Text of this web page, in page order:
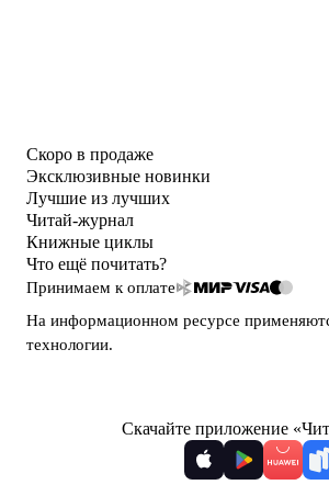
Скоро в продаже
Эксклюзивные новинки
Лучшие из лучших
Читай-журнал
Книжные циклы
Что ещё почитать?
Принимаем к оплате
На информационном ресурсе
технологии.
Скачайте приложение